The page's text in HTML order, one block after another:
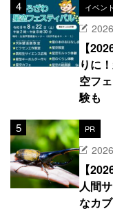
イベント
【
りに
空フ
験も
PR
【
人間
なカ